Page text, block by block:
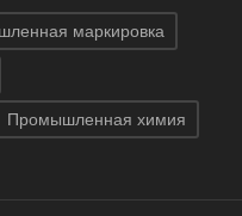
маркировка
Промышленная химия